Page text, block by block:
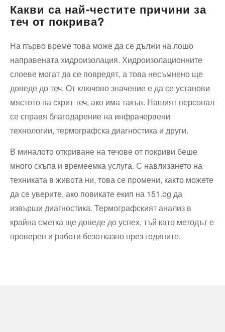
Какви са най-честите причини за
теч от покрива?
На първо време това може да се дължи на лошо
направената хидроизолация. Хидроизолационните
слоеве могат да се повредят, а това несъмнено ще
доведе до теч. От ключово значение е да се установи
мястото на скрит теч, ако има такъв. Нашият персонал
се справя благодарение на инфрачервени
технологии, термографска диагностика и други.
В миналото откриване на течове от покриви беше
много скъпа и времеемка услуга. С навлизането на
техниката в живота ни, това се промени, както можете
да се уверите, ако повикате екип на 151.bg да
извърши диагностика. Термографският анализ в
крайна сметка ще доведе до успех, тъй като методът е
проверен и работи безотказно през годините.